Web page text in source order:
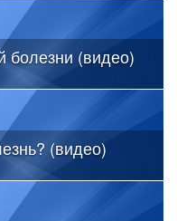
болезни (видео)
(видео)